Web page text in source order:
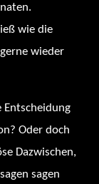
wie die
wieder
Entscheidung
Oder doch
Dazwischen,
sagen